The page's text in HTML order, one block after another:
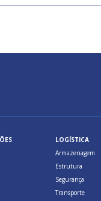
LOGÍSTICA
Armazenagem
Estrutura
Segurança
Transporte